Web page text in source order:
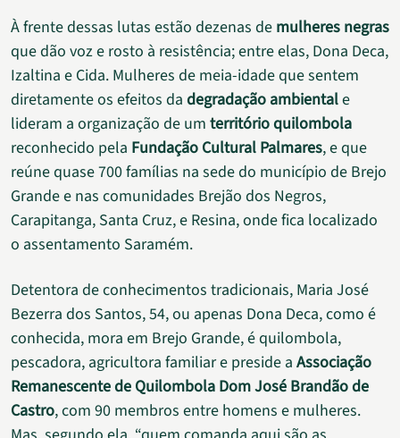
À frente dessas lutas estão dezenas de mulheres negras
que dão voz e rosto à resistência; entre elas, Dona Deca,
Izaltina e Cida. Mulheres de meia-idade que sentem
diretamente os efeitos da degradação ambientale
lideram a organização de um território quilombola
reconhecido pela Fundação Cultural Palmares, e que
reúne quase 700 famílias na sede do município de Brejo
Grande e nas comunidades Brejão dos Negros,
Carapitanga, Santa Cruz, e Resina, onde fica localizado
o assentamento Saramém.
Detentora de conhecimentos tradicionais, Maria José
Bezerra dos Santos, 54, ou apenas Dona Deca, como é
conhecida, mora em Brejo Grande, é quilombola,
pescadora, agricultora familiar e preside a Associação
Remanescente de Quilombola Dom José Brandão de
Castro, com 90 membros entre homens e mulheres.